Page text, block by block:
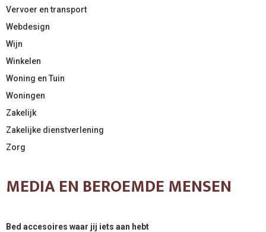
Vervoer en transport
Webdesign
Wijn
Winkelen
Woning en Tuin
Woningen
Zakelijk
Zakelijke dienstverlening
Zorg
MEDIA EN BEROEMDE MENSEN
Bed accesoires waar jij iets aan hebt